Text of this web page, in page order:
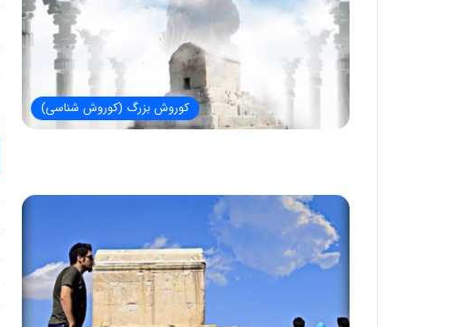
کوروش بزرگ (کوروش شناسی)